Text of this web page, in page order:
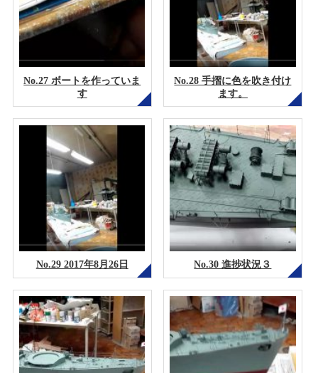
No.27 ボートを作っていま
す
No.28 手摺に色を吹き付け
ます。
No.29 2017年8月26日 No.30 進捗状況３